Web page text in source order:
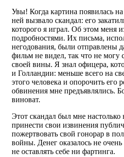
Увы! Когда картина появилась
ней вызвало скандал: его
которого я играл. Об этом меня
подробностями. Их письма,
негодования, были отправлены
фильм не видел, так что не могу
своей вины. Я знал офицера,
и Голландии: меньше всего на
этого человека и опорочить
обвинения мне предъявлялись.
виноват.
Этот скандал был мне настолько
принести свои извинения
пожертвовать свой гонорар в
войны. Денег оказалось не
не оставлять себе ни фартинга.